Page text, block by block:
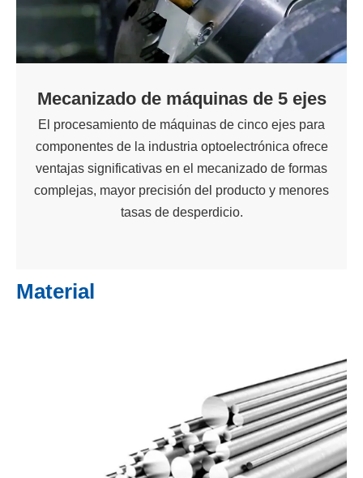
Mecanizado de máquinas de 5 ejes
El procesamiento de máquinas de cinco ejes para
componentes de la industria optoelectrónica ofrece
ventajas significativas en el mecanizado de formas
complejas, mayor precisión del producto y menores
tasas de desperdicio.
Material